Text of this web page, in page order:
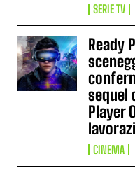
SERIE TV
Ready
sequel
Player
CINEMA